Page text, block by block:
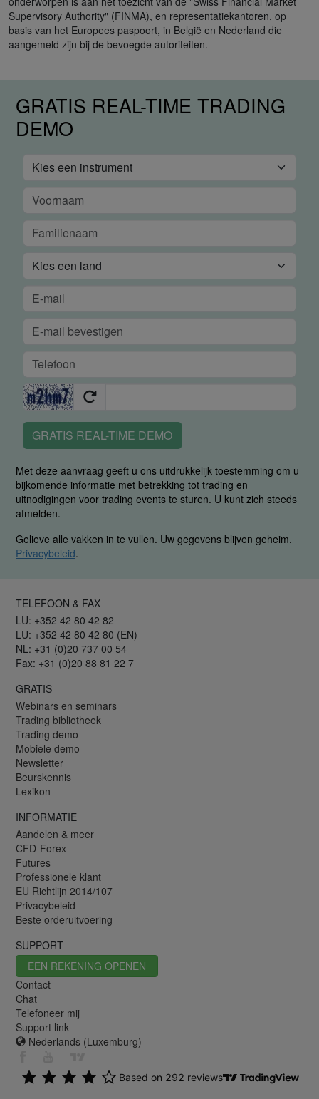
Supervisory Authority" (FINMA), en representatiekantoren, op
basis van het Europees paspoort, in België en Nederland die
aangemeld zijn bij de bevoegde autoriteiten.
GRATIS REAL-TIME TRADING
DEMO
GRATIS REAL-TIME DEMO
Met deze aanvraag geeft u ons uitdrukkelijk toestemming om u
bijkomende informatie met betrekking tot trading en
uitnodigingen voor trading events te sturen. U kunt zich steeds
afmelden.
Gelieve alle vakken in te vullen. Uw gegevens blijven geheim.
Privacybeleid.
TELEFOON & FAX
LU: +352 42 80 42 82
LU: +352 42 80 42 80 (EN)
NL: +31 (0)20 737 00 54
Fax: +31 (0)20 88 81 22 7
GRATIS
Webinars en seminars
Trading bibliotheek
Trading demo
Mobiele demo
Newsletter
Beurskennis
Lexikon
INFORMATIE
Aandelen & meer
CFD-Forex
Futures
Professionele klant
EU Richtlijn 2014/107
Privacybeleid
Beste orderuitvoering
SUPPORT
EEN REKENING OPENEN
Contact
Chat
Telefoneer mij
Support link
Nederlands (Luxemburg)